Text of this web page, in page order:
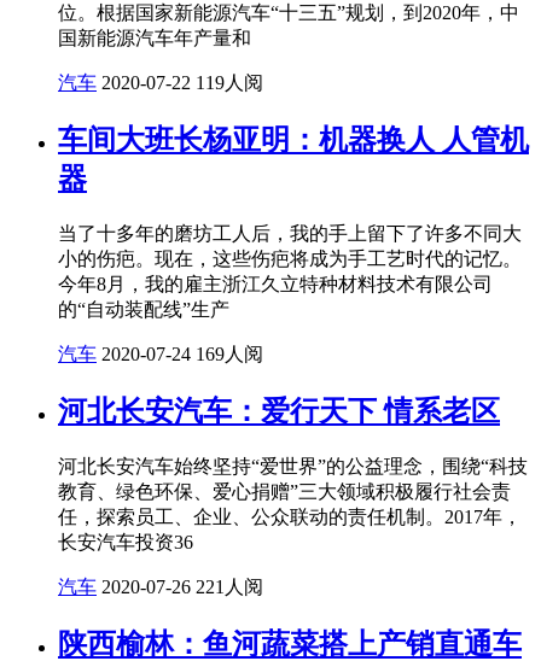
位。根据国家新能源汽车“十三五”规划，到2020年，中
国新能源汽车年产量和
汽车 2020-07-22 119人阅
车间大班长杨亚明：机器换人 人管机
器
当了十多年的磨坊工人后，我的手上留下了许多不同大
小的伤疤。现在，这些伤疤将成为手工艺时代的记忆。
今年8月，我的雇主浙江久立特种材料技术有限公司
的“自动装配线”生产
汽车 2020-07-24 169人阅
河北长安汽车：爱行天下 情系老区
河北长安汽车始终坚持“爱世界”的公益理念，围绕“科技
教育、绿色环保、爱心捐赠”三大领域积极履行社会责
任，探索员工、企业、公众联动的责任机制。2017年，
长安汽车投资36
汽车 2020-07-26 221人阅
陕西榆林：鱼河蔬菜搭上产销直通车